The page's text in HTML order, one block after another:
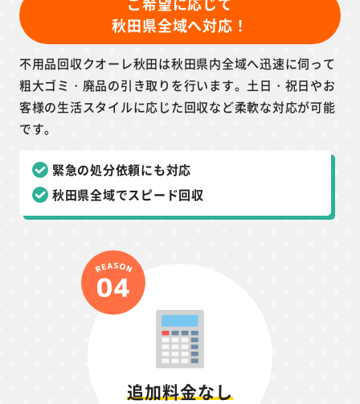
秋田県全域へ対応！
不用品回収クオーレ秋田は秋田県内全域へ迅速に伺って
粗大ゴミ・廃品の引き取りを行います。土日・祝日やお
客様の生活スタイルに応じた回収など柔軟な対応が可能
です。
緊急の処分依頼にも対応
秋田県全域でスピード回収
追加料金なし